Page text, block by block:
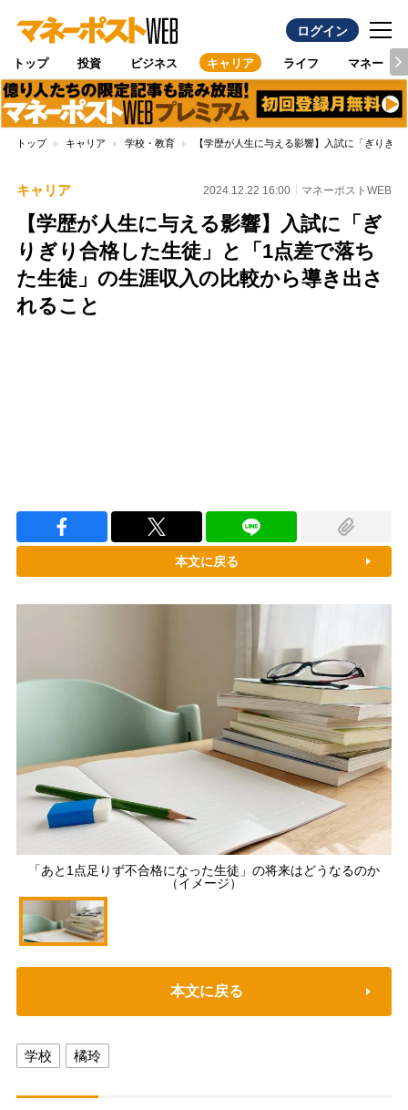
ログイン
トップ 投資 ビジネス キャリア ライフ マネー
トップ キャリア 学校・教育 【学歴が人生に与える影響】入試に「ぎりぎ
キャリア 2024.12.22 16:00 マネーポストWEB
【学歴が人生に与える影響】入試に「ぎ
りぎり合格した生徒」と「1点差で落ち
た生徒」の生涯収入の比較から導き出さ
れること
本文に戻る
「あと1点足りず不合格になった生徒」の将来はどうなるのか
（イメージ）
本文に戻る
学校 橘玲